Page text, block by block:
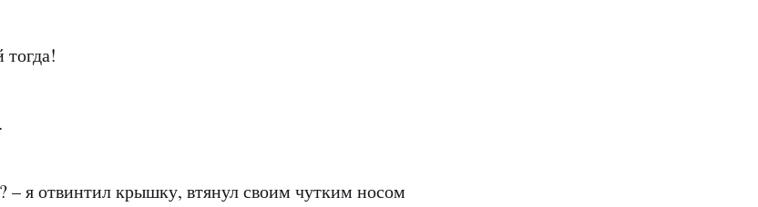
я отвинтил крышку, втянул своим чутким носом